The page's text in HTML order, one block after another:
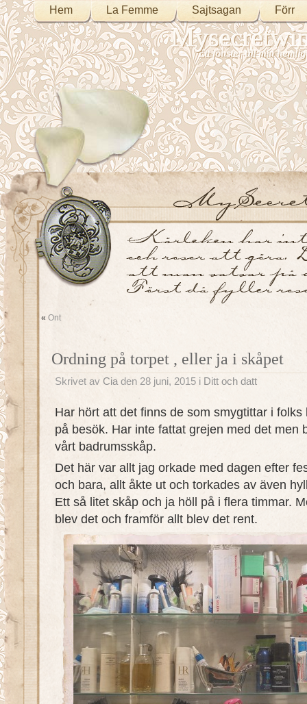
Hem La Femme Sajtsagan Förr
Ett fönster till min
« Ont
Ordning på torpet , eller ja i skåpet
Skrivet av Cia den 28 juni, 2015 i Ditt och datt
Har hört att det finns de som smygtittar i
på besök. Har inte fattat grejen med det men
vårt badrumsskåp.
Det här var allt jag orkade med dagen efter
och bara, allt åkte ut och torkades av även
Ett så litet skåp och ja höll på i flera timmar.
blev det och framför allt blev det rent.